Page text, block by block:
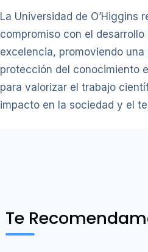
La Universidad de O’Higgins
compromiso con el
excelencia, promoviendo
protección del conocimiento
para valorizar el trabajo
impacto en la sociedad y el
Te